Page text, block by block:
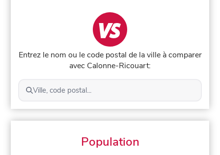
Entrez le nom ou le code postal de la ville à comparer
avec Calonne-Ricouart:
Ville, code postal...
Population